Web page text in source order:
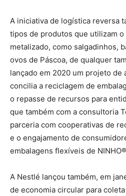
A iniciativa de logística reversa
tipos de produtos que utilizam o
metalizado, como salgadinhos,
ovos de Páscoa, de qualquer
lançado em 2020 um projeto de
concilia a reciclagem de
o repasse de recursos para
que também com a consultoria
parceria com cooperativas de
e o engajamento de
embalagens flexíveis de
A Nestlé lançou também, em
de economia circular para